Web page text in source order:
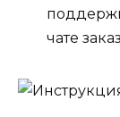
чате